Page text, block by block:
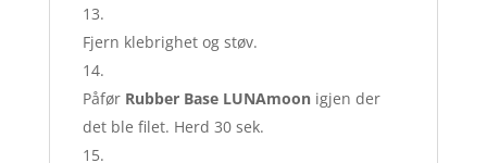
Fjern klebrighet og støv.
Påfør Rubber Base LUNAmoonigjen der
det ble filet. Herd 30 sek.